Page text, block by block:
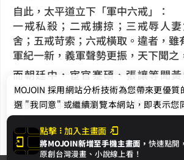
自此，太平道立下「軍中六戒」：
一戒私殺；二戒擄掠；三戒辱人
舍；五戒苛索；六戒橫取。違者，雖
軍紀一新，義軍聲勢更振，天下聞之
而朝廷中，宦官蹇碩、張讓等聞
氈，乃上奏靈帝，詔天下英雄討之。
劉備、關羽、張飛三人亦於涿郡舉
民」。
點擊 加入主畫面
將MOJOIN新增至手機主畫面，快速點開
原創台灣漫畫、小說線上看！
MOJOIN 採用網站分析技術為您帶來更優質
選 "我同意" 或繼續瀏覽本網站，即表示您
Cookie，欲瞭解更多資訊請見隱私權政策。
我同意